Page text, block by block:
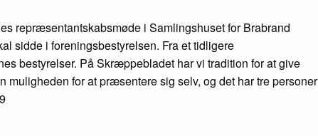
repræsentantskabsmøde i Samlingshuset for Brabrand
sidde i forenings­bestyrelsen. Fra et tidligere
bestyrelser. På Skræppebladet har vi tradition for at give
for at præsentere sig selv, og det har tre personer